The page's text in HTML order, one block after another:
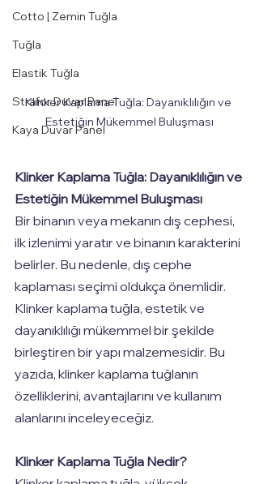
Cotto | Zemin Tuğla
Tuğla
Elastik Tuğla
Strafor Duvar Panel
Kaya Duvar Panel
Klinker Kaplama Tuğla: Dayanıklılığın ve
Estetiğin Mükemmel Buluşması
Klinker Kaplama Tuğla: Dayanıklılığın ve
Estetiğin Mükemmel Buluşması
Bir binanın veya mekanın dış cephesi,
ilk izlenimi yaratır ve binanın karakterini
belirler. Bu nedenle, dış cephe
kaplaması seçimi oldukça önemlidir.
Klinker kaplama tuğla, estetik ve
dayanıklılığı mükemmel bir şekilde
birleştiren bir yapı malzemesidir. Bu
yazıda, klinker kaplama tuğlanın
özelliklerini, avantajlarını ve kullanım
alanlarını inceleyeceğiz.
Klinker Kaplama Tuğla Nedir?